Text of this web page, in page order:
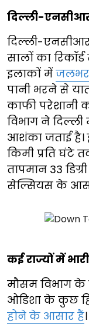
दिल्ली-एनसीआर
दिल्ली-
सालों का
इलाकों में
पानी भरने से
काफी परेशानी
विभाग ने
आशंका जताई है।
किमी प्रति घंटे
तापमान 33
सेल्सियस के
कई राज्यों में
मौसम विभाग के
ओडिशा के कुछ
होने के आसार हैं